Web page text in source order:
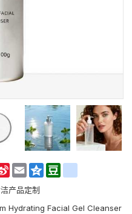
Sina
Weibo
Email Qzone
产品定制
Hydrating Facial Gel Cleanser